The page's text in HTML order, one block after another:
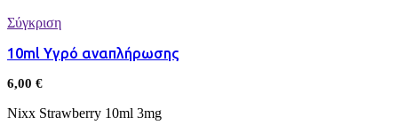
Σύγκριση
10ml Υγρό αναπλήρωσης
6,00 €
Nixx Strawberry 10ml 3mg